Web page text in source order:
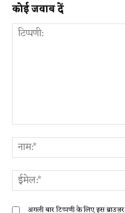
कोई जवाब दें
अगली बार टिप्पणी के लिए इस